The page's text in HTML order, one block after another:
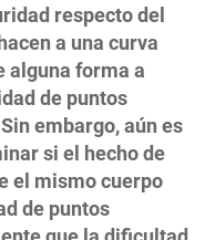
respecto del
a una curva
alguna forma a
de puntos
embargo, aún es
si el hecho de
el mismo cuerpo
de puntos